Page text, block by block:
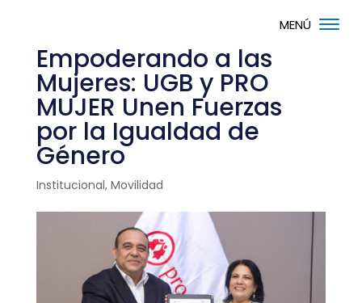
Empoderando a las
Mujeres: UGB y PRO
MUJER Unen Fuerzas
por la Igualdad de
Género
Institucional, Movilidad